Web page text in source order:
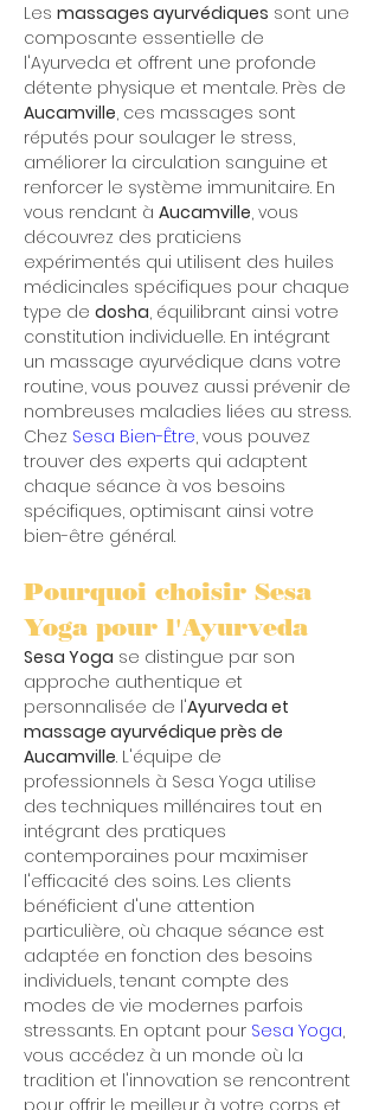
Les massages ayurvédiques sont une
composante essentielle de
l'Ayurveda et offrent une profonde
détente physique et mentale. Près de
Aucamville, ces massages sont
réputés pour soulager le stress,
améliorer la circulation sanguine et
renforcer le système immunitaire. En
vous rendant à Aucamville, vous
découvrez des praticiens
expérimentés qui utilisent des huiles
médicinales spécifiques pour chaque
type de dosha, équilibrant ainsi votre
constitution individuelle. En intégrant
un massage ayurvédique dans votre
routine, vous pouvez aussi prévenir de
nombreuses maladies liées au stress.
Chez Sesa Bien-Être, vous pouvez
trouver des experts qui adaptent
chaque séance à vos besoins
spécifiques, optimisant ainsi votre
bien-être général.
Pourquoi choisir Sesa
Yoga pour l'Ayurveda
Sesa Yoga se distingue par son
approche authentique et
personnalisée de l'Ayurveda et
massage ayurvédique près de
Aucamville. L'équipe de
professionnels à Sesa Yoga utilise
des techniques millénaires tout en
intégrant des pratiques
contemporaines pour maximiser
l'efficacité des soins. Les clients
bénéficient d'une attention
particulière, où chaque séance est
adaptée en fonction des besoins
individuels, tenant compte des
modes de vie modernes parfois
stressants. En optant pour Sesa Yoga,
vous accédez à un monde où la
tradition et l'innovation se rencontrent
pour offrir le meilleur à votre corps et